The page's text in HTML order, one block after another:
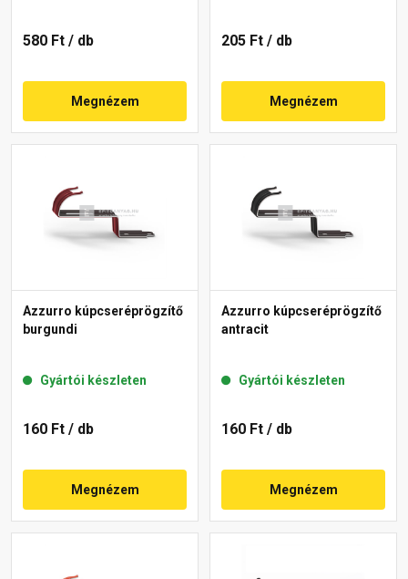
580 Ft / db
Megnézem
205 Ft / db
Megnézem
Azzurro kúpcseréprögzítő
burgundi
Gyártói készleten
160 Ft / db
Megnézem
Azzurro kúpcseréprögzítő
antracit
Gyártói készleten
160 Ft / db
Megnézem